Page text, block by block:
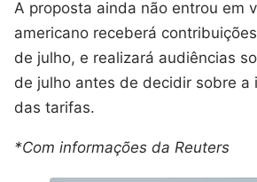
A proposta ainda não entrou em
americano receberá
de julho, e realizará audiências
de julho antes de decidir sobre a
das tarifas.
*Com informações da Reuters